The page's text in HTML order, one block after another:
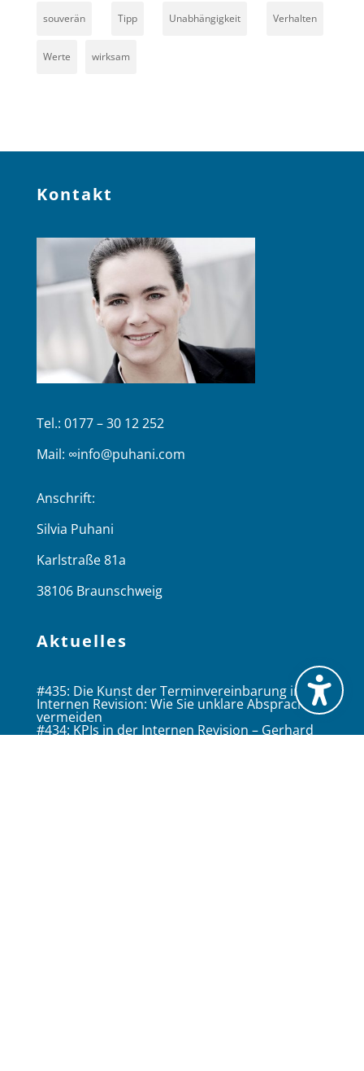
souverän Tipp Unabhängigkeit Verhalten
Werte wirksam
Kontakt
Tel.: 0177 – 30 12 252
Mail: ∞info@puhani.com
Anschrift:
Silvia Puhani
Karlstraße 81a
38106 Braunschweig
Aktuelles
#435: Die Kunst der Terminvereinbarung in der
Internen Revision: Wie Sie unklare Absprachen
vermeiden
#434: KPIs in der Internen Revision – Gerhard